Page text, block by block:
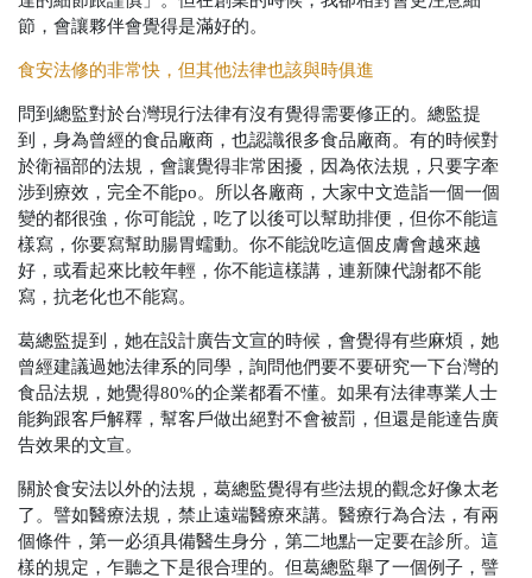
節，會讓夥伴會覺得是滿好的。
食安法修的非常快，但其他法律也該與時俱進
問到總監對於台灣現行法律有沒有覺得需要修正的。總監提
到，身為曾經的食品廠商，也認識很多食品廠商。有的時候對
於衛福部的法規，會讓覺得非常困擾，因為依法規，只要字牽
涉到療效，完全不能po。所以各廠商，大家中文造詣一個一個
變的都很強，你可能說，吃了以後可以幫助排便，但你不能這
樣寫，你要寫幫助腸胃蠕動。你不能說吃這個皮膚會越來越
好，或看起來比較年輕，你不能這樣講，連新陳代謝都不能
寫，抗老化也不能寫。
葛總監提到，她在設計廣告文宣的時候，會覺得有些麻煩，她
曾經建議過她法律系的同學，詢問他們要不要研究一下台灣的
食品法規，她覺得80%的企業都看不懂。如果有法律專業人士
能夠跟客戶解釋，幫客戶做出絕對不會被罰，但還是能達告廣
告效果的文宣。
關於食安法以外的法規，葛總監覺得有些法規的觀念好像太老
了。譬如醫療法規，禁止遠端醫療來講。醫療行為合法，有兩
個條件，第一必須具備醫生身分，第二地點一定要在診所。這
樣的規定，乍聽之下是很合理的。但葛總監舉了一個例子，譬